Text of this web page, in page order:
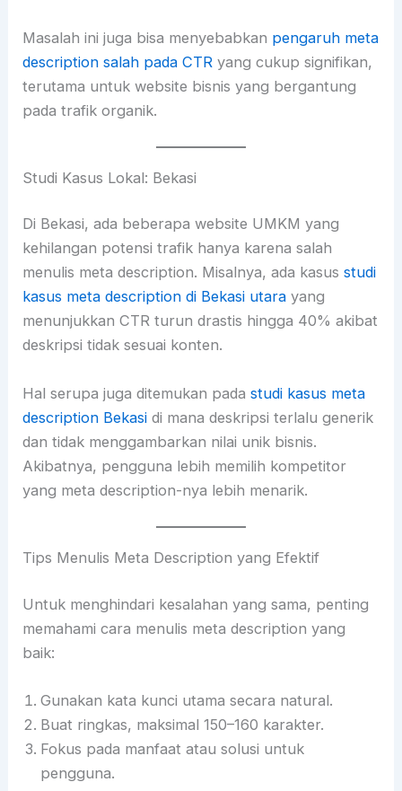
Masalah ini juga bisa menyebabkan pengaruh meta
description salah pada CTR yang cukup signifikan,
terutama untuk website bisnis yang bergantung
pada trafik organik.
Studi Kasus Lokal: Bekasi
Di Bekasi, ada beberapa website UMKM yang
kehilangan potensi trafik hanya karena salah
menulis meta description. Misalnya, ada kasusstudi
kasus meta description di Bekasi utara yang
menunjukkan CTR turun drastis hingga 40% akibat
deskripsi tidak sesuai konten.
Hal serupa juga ditemukan padastudi kasus meta
description Bekasi di mana deskripsi terlalu generik
dan tidak menggambarkan nilai unik bisnis.
Akibatnya, pengguna lebih memilih kompetitor
yang meta description-nya lebih menarik.
Tips Menulis Meta Description yang Efektif
Untuk menghindari kesalahan yang sama, penting
memahami cara menulis meta description yang
baik:
Gunakan kata kunci utama secara natural.
Buat ringkas, maksimal 150–160 karakter.
Fokus pada manfaat atau solusi untuk
pengguna.